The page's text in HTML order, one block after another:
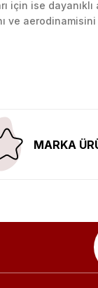
ise dayanıklı
ve
MARKA